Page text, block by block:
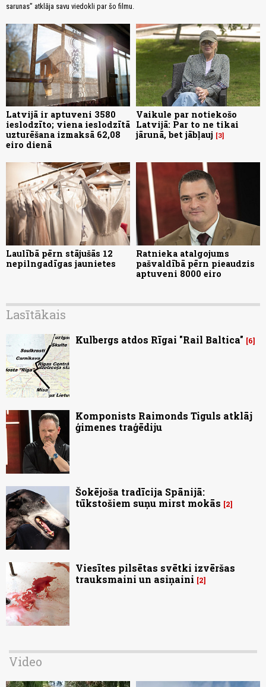
sarunas” atklāja savu viedokli par šo filmu.
Latvijā ir aptuveni 3580
ieslodzīto; viena ieslodzītā
uzturēšana izmaksā 62,08
eiro dienā
Vaikule par notiekošo
Latvijā: Par to ne tikai
jārunā, bet jābļauj
3
Laulībā pērn stājušās 12
nepilngadīgas jaunietes
Ratnieka atalgojums
pašvaldībā pērn pieaudzis
aptuveni 8000 eiro
Lasītākais
Kulbergs atdos Rīgai "Rail Baltica" 6
Komponists Raimonds Tiguls atklāj
ģimenes traģēdiju
Šokējoša tradīcija Spānijā:
tūkstošiem suņu mirst mokās
2
Viesītes pilsētas svētki izvēršas
trauksmaini un asiņaini
2
Video